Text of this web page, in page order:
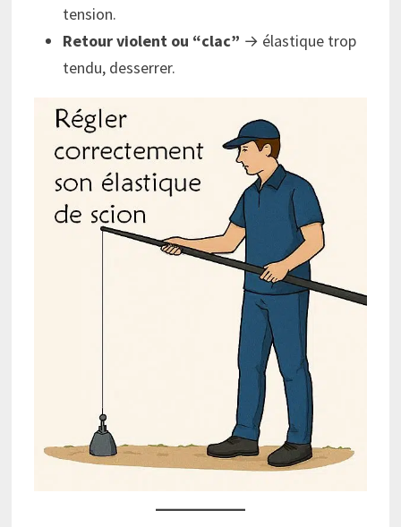
tension.
Retour violent ou “clac” → élastique trop
tendu, desserrer.